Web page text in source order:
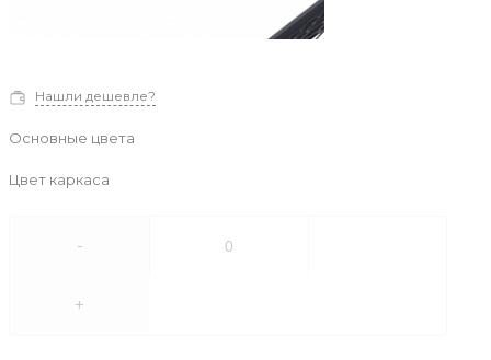
Нашли дешевле?
Основные цвета
Цвет каркаса
-
+